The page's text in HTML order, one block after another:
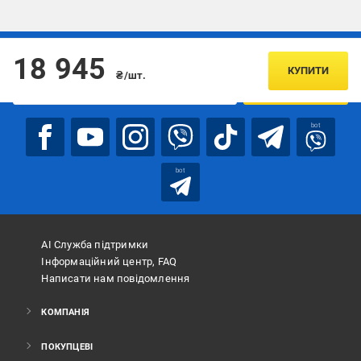
18 945 ₴/шт. КУПИТИ
Підписуйтесь, щоб дізнаватись першим про акції та пропозиції
ПІДПИСАТИСЯ
bot
bot
АІ Служба підтримки
Інформаційний центр, FAQ
Написати нам повідомлення
КОМПАНІЯ
ПОКУПЦЕВІ